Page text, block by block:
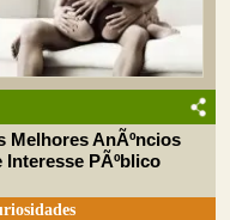
Melhores AnÃºncios
Interesse PÃºblico